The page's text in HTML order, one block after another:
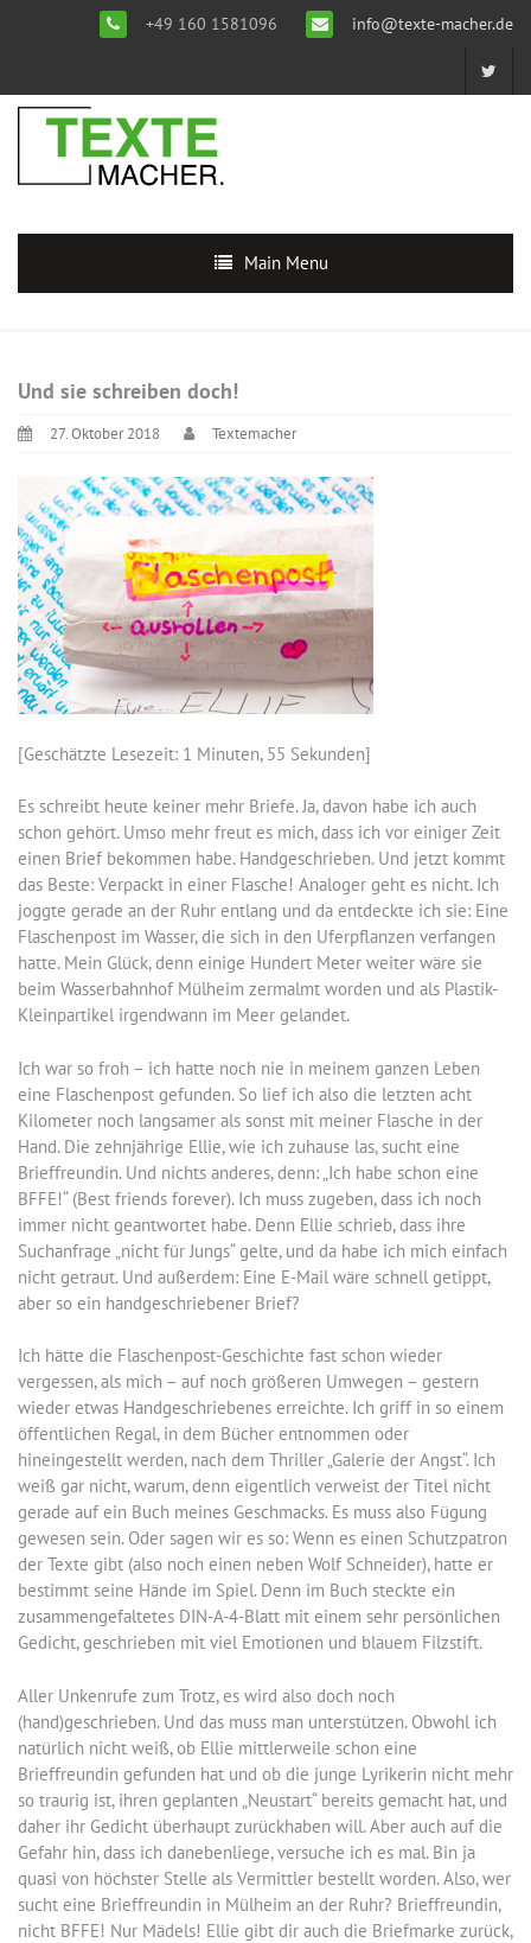
+49 160 1581096 info@texte-macher.de
Main Menu
Und sie schreiben doch!
27. Oktober 2018 Textemacher
[Geschätzte Lesezeit: 1 Minuten, 55 Sekunden]
Es schreibt heute keiner mehr Briefe. Ja, davon habe ich auch
schon gehört. Umso mehr freut es mich, dass ich vor einiger Zeit
einen Brief bekommen habe. Handgeschrieben. Und jetzt kommt
das Beste: Verpackt in einer Flasche! Analoger geht es nicht. Ich
joggte gerade an der Ruhr entlang und da entdeckte ich sie: Eine
Flaschenpost im Wasser, die sich in den Uferpflanzen verfangen
hatte. Mein Glück, denn einige Hundert Meter weiter wäre sie
beim Wasserbahnhof Mülheim zermalmt worden und als Plastik-
Kleinpartikel irgendwann im Meer gelandet.
Ich war so froh – ich hatte noch nie in meinem ganzen Leben
eine Flaschenpost gefunden. So lief ich also die letzten acht
Kilometer noch langsamer als sonst mit meiner Flasche in der
Hand. Die zehnjährige Ellie, wie ich zuhause las, sucht eine
Brieffreundin. Und nichts anderes, denn: „Ich habe schon eine
BFFE!“ (Best friends forever). Ich muss zugeben, dass ich noch
immer nicht geantwortet habe. Denn Ellie schrieb, dass ihre
Suchanfrage „nicht für Jungs“ gelte, und da habe ich mich einfach
nicht getraut. Und außerdem: Eine E-Mail wäre schnell getippt,
aber so ein handgeschriebener Brief?
Ich hätte die Flaschenpost-Geschichte fast schon wieder
vergessen, als mich – auf noch größeren Umwegen – gestern
wieder etwas Handgeschriebenes erreichte. Ich griff in so einem
öffentlichen Regal, in dem Bücher entnommen oder
hineingestellt werden, nach dem Thriller „Galerie der Angst“. Ich
weiß gar nicht, warum, denn eigentlich verweist der Titel nicht
gerade auf ein Buch meines Geschmacks. Es muss also Fügung
gewesen sein. Oder sagen wir es so: Wenn es einen Schutzpatron
der Texte gibt (also noch einen neben Wolf Schneider), hatte er
bestimmt seine Hände im Spiel. Denn im Buch steckte ein
zusammengefaltetes DIN-A-4-Blatt mit einem sehr persönlichen
Gedicht, geschrieben mit viel Emotionen und blauem Filzstift.
Aller Unkenrufe zum Trotz, es wird also doch noch
(hand)geschrieben. Und das muss man unterstützen. Obwohl ich
natürlich nicht weiß, ob Ellie mittlerweile schon eine
Brieffreundin gefunden hat und ob die junge Lyrikerin nicht mehr
so traurig ist, ihren geplanten „Neustart“ bereits gemacht hat, und
daher ihr Gedicht überhaupt zurückhaben will. Aber auch auf die
Gefahr hin, dass ich danebenliege, versuche ich es mal. Bin ja
quasi von höchster Stelle als Vermittler bestellt worden. Also, wer
sucht eine Brieffreundin in Mülheim an der Ruhr? Brieffreundin,
nicht BFFE! Nur Mädels! Ellie gibt dir auch die Briefmarke zurück,